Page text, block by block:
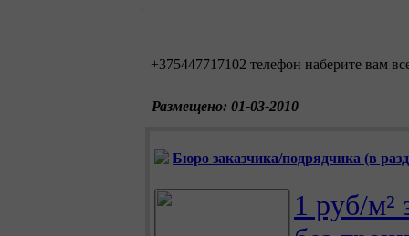
+375447717102 телефон наберите вам
Размещено: 01-03-2010
Бюро заказчика/подрядчика (в
1 руб/м²